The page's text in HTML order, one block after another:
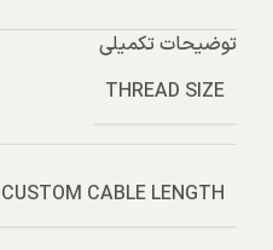
توضیحات تکمیلی
THREAD SIZE
CUSTOM CABLE LENGTH